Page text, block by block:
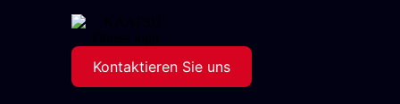
Kontaktieren Sie uns